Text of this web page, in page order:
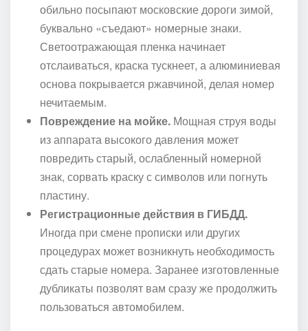
обильно посыпают московские дороги зимой,
буквально «съедают» номерные знаки.
Светоотражающая пленка начинает
отслаиваться, краска тускнеет, а алюминиевая
основа покрывается ржавчиной, делая номер
нечитаемым.
Повреждение на мойке. Мощная струя воды
из аппарата высокого давления может
повредить старый, ослабленный номерной
знак, сорвать краску с символов или погнуть
пластину.
Регистрационные действия в ГИБДД.
Иногда при смене прописки или других
процедурах может возникнуть необходимость
сдать старые номера. Заранее изготовленные
дубликаты позволят вам сразу же продолжить
пользоваться автомобилем.